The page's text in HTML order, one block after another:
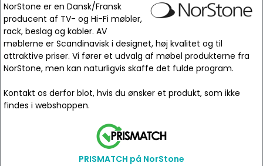
NorStone er en Dansk/Fransk
producent af TV- og Hi-Fi møbler,
rack, beslag og kabler. AV
møblerne er Scandinavisk i designet, høj kvalitet og til
attraktive priser. Vi fører et udvalg af møbel produkterne fra
NorStone, men kan naturligvis skaffe det fulde program.
Kontakt os derfor blot, hvis du ønsker et produkt, som ikke
findes i webshoppen.
PRISMATCH på NorStone